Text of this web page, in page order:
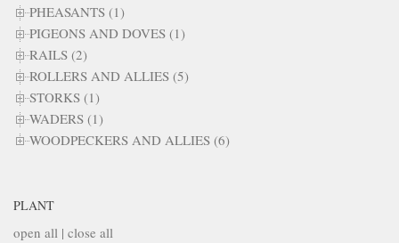
PHEASANTS (1)
PIGEONS AND DOVES (1)
RAILS (2)
ROLLERS AND ALLIES (5)
STORKS (1)
WADERS (1)
WOODPECKERS AND ALLIES (6)
PLANT
open all | close all